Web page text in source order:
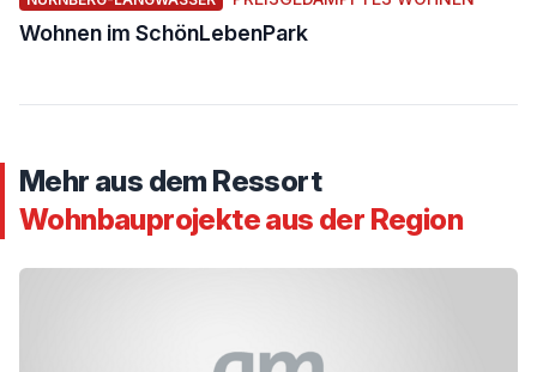
Wohnen im SchönLebenPark
Mehr aus dem Ressort
Wohnbauprojekte aus der Region